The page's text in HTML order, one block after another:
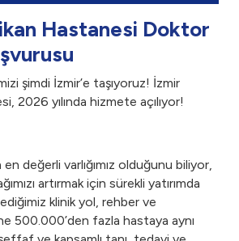
Hastanesi Doktor
şimdi İzmir’e taşıyoruz! İzmir
2026 yılında hizmete açılıyor!
en değerli varlığımız olduğunu biliyor,
artırmak için sürekli yatırımda
klinik yol, rehber ve
500.000’den fazla hastaya aynı